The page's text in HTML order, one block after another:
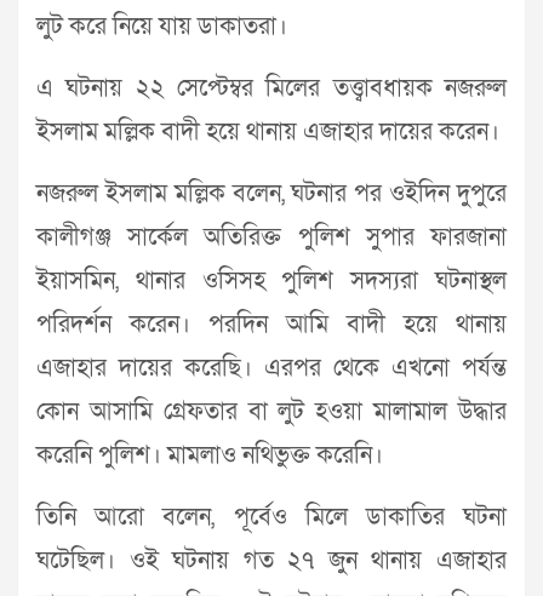
লুট করে নিয়ে যায় ডাকাতরা।
এ ঘটনায় ২২ সেপ্টেম্বর মিলের তত্ত্বাবধায়ক নজরুল
ইসলাম মল্লিক বাদী হয়ে থানায় এজাহার দায়ের করেন।
নজরুল ইসলাম মল্লিক বলেন, ঘটনার পর ওইদিন দুপুরে
কালীগঞ্জ সার্কেল অতিরিক্ত পুলিশ সুপার ফারজানা
ইয়াসমিন, থানার ওসিসহ পুলিশ সদস্যরা ঘটনাস্থল
পরিদর্শন করেন। পরদিন আমি বাদী হয়ে থানায়
এজাহার দায়ের করেছি। এরপর থেকে এখনো পর্যন্ত
কোন আসামি গ্রেফতার বা লুট হওয়া মালামাল উদ্ধার
করেনি পুলিশ। মামলাও নথিভুক্ত করেনি।
তিনি আরো বলেন, পূর্বেও মিলে ডাকাতির ঘটনা
ঘটেছিল। ওই ঘটনায় গত ২৭ জুন থানায় এজাহার